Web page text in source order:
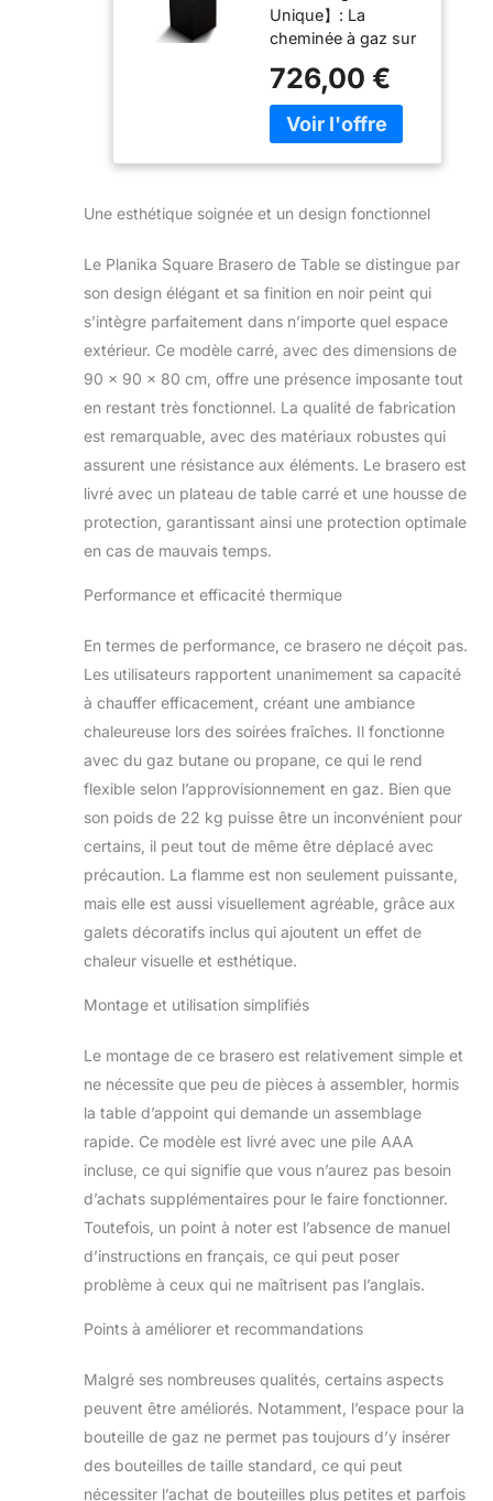
Protection -
Cheminée de
Jardin -
Chauffage
d'Appoint Gaz -
Foyer Décoratif
- Forme Carré -
Table Carré -
Noir
Unique】: La
cheminée à gaz sur
par son design
élégant et moderne
qui restera toujours
dans n'importe
cheminée
autonome a aussi
une dimension
comprend 4
plaques
supérieures qui,
une fois
combinées, forment
remarquable.
【Utilisation
accidents possibles
a introduit des
préviennent leurs
conséquences. Si le
foyer bascule ou
tombe,
l'alimentation en
gaz sera coupée,
empêchant les
flammes de se
propager.
【Efficace】: Le
foyer fonctionne au
gaz liquide. Les
bouteilles de gaz
effet (jusqu'à 5 kg)
rangées à l'intérieur
du foyer. La
consommation
est de 0,5-0,65
kg/h. Grâce au
compartiment de
rangement intégré,
de gaz est pratique
mais discret.
Solides】: Grâce à
soigneusement
selectionné, il peut
résister à presque
tout, même à des
conditions
météorologiques
726,00 €
Une esthétique soignée et un design fonctionnel
Le Planika Square Brasero de Table se distingue par
son design élégant et sa finition en noir peint qui
s’intègre parfaitement dans n’importe quel espace
extérieur. Ce modèle carré, avec des dimensions de
90 x 90 x 80 cm, offre une présence imposante tout
en restant très fonctionnel. La qualité de fabrication
est remarquable, avec des matériaux robustes qui
assurent une résistance aux éléments. Le brasero est
livré avec un plateau de table carré et une housse de
protection, garantissant ainsi une protection optimale
en cas de mauvais temps.
Performance et efficacité thermique
En termes de performance, ce brasero ne déçoit pas.
Les utilisateurs rapportent unanimement sa capacité
à chauffer efficacement, créant une ambiance
chaleureuse lors des soirées fraîches. Il fonctionne
avec du gaz butane ou propane, ce qui le rend
flexible selon l’approvisionnement en gaz. Bien que
son poids de 22 kg puisse être un inconvénient pour
certains, il peut tout de même être déplacé avec
précaution. La flamme est non seulement puissante,
mais elle est aussi visuellement agréable, grâce aux
galets décoratifs inclus qui ajoutent un effet de
chaleur visuelle et esthétique.
Montage et utilisation simplifiés
Le montage de ce brasero est relativement simple et
ne nécessite que peu de pièces à assembler, hormis
la table d’appoint qui demande un assemblage
rapide. Ce modèle est livré avec une pile AAA
incluse, ce qui signifie que vous n’aurez pas besoin
d’achats supplémentaires pour le faire fonctionner.
Toutefois, un point à noter est l’absence de manuel
d’instructions en français, ce qui peut poser
problème à ceux qui ne maîtrisent pas l’anglais.
Points à améliorer et recommandations
Malgré ses nombreuses qualités, certains aspects
peuvent être améliorés. Notamment, l’espace pour la
bouteille de gaz ne permet pas toujours d’y insérer
des bouteilles de taille standard, ce qui peut
nécessiter l’achat de bouteilles plus petites et parfois